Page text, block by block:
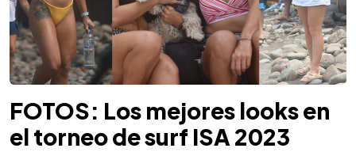
FOTOS: Los mejores looks en
el torneo de surf ISA 2023